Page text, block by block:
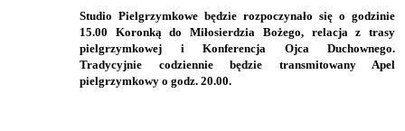
Studio Pielgrzymkowe będzie rozpoczynało się o godzinie
15.00 Koronką do Miłosierdzia Bożego, relacja z trasy
pielgrzymkowej i Konferencja Ojca Duchownego.
Tradycyjnie codziennie będzie transmitowany Apel
pielgrzymkowy o godz. 20.00.